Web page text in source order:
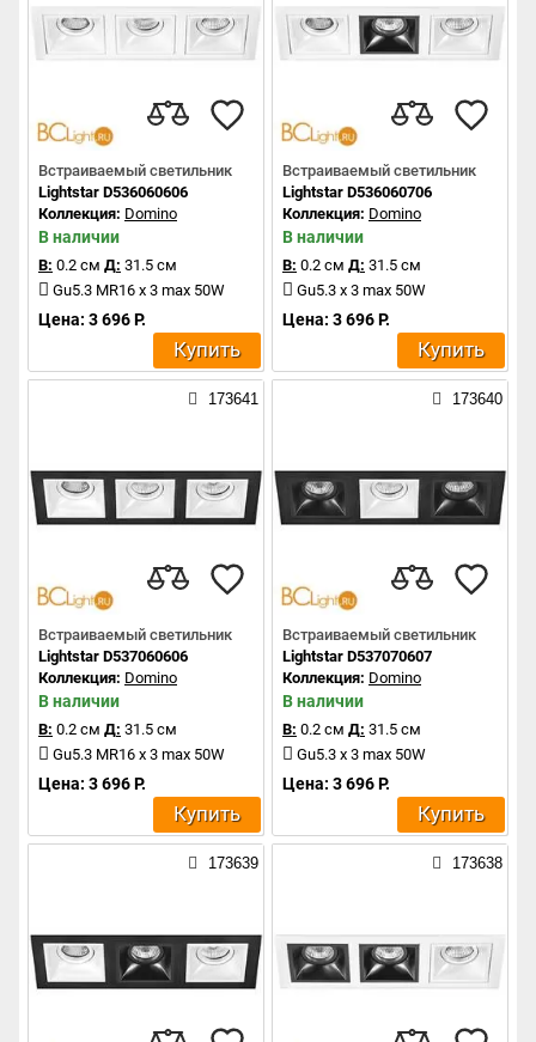
Встраиваемый светильник
Lightstar D536060606
Коллекция: Domino
В наличии
В: 0.2 см Д: 31.5 см
Gu5.3 MR16 x 3 max 50W
Цена: 3 696 Р.
Купить
Встраиваемый светильник
Lightstar D536060706
Коллекция: Domino
В наличии
В: 0.2 см Д: 31.5 см
Gu5.3 x 3 max 50W
Цена: 3 696 Р.
Купить
173641
Встраиваемый светильник
Lightstar D537060606
Коллекция: Domino
В наличии
В: 0.2 см Д: 31.5 см
Gu5.3 MR16 x 3 max 50W
Цена: 3 696 Р.
Купить
173640
Встраиваемый светильник
Lightstar D537070607
Коллекция: Domino
В наличии
В: 0.2 см Д: 31.5 см
Gu5.3 x 3 max 50W
Цена: 3 696 Р.
Купить
173639 173638